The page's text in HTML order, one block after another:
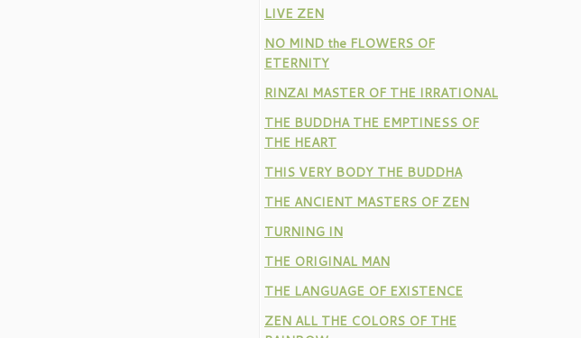
LIVE ZEN
NO MIND the FLOWERS OF
ETERNITY
RINZAI MASTER OF THE IRRATIONAL
THE BUDDHA THE EMPTINESS OF
THE HEART
THIS VERY BODY THE BUDDHA
THE ANCIENT MASTERS OF ZEN
TURNING IN
THE ORIGINAL MAN
THE LANGUAGE OF EXISTENCE
ZEN ALL THE COLORS OF THE